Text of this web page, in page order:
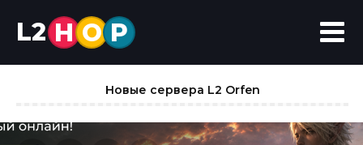
L2 H O P
Новые сервера L2 Orfen